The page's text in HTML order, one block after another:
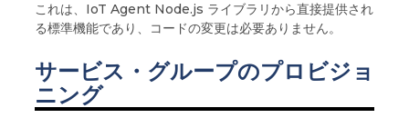
これは、IoT Agent Node.js ライブラリから直接提供され
る標準機能であり、コードの変更は必要ありません。
サービス・グループのプロビジョ
ニング